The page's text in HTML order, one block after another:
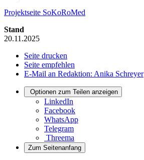
Projektseite SoKoRoMed
Stand
20.11.2025
Seite drucken
Seite empfehlen
E-Mail an Redaktion: Anika Schreyer
Optionen zum Teilen anzeigen
LinkedIn
Facebook
WhatsApp
Telegram
Threema
Zum Seitenanfang